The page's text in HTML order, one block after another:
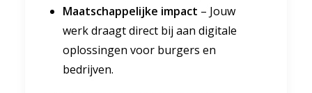
Maatschappelijke impact – Jouw
werk draagt direct bij aan digitale
oplossingen voor burgers en
bedrijven.